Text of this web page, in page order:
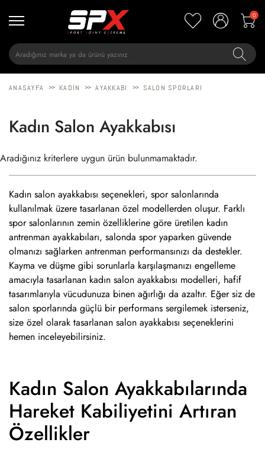
0
ANASAYFA >> KADIN >> AYAKKABI >> SALON SPORLARI
Kadın Salon Ayakkabısı
Aradığınız kriterlere uygun ürün bulunmamaktadır.
Kadın salon ayakkabısı seçenekleri, spor salonlarında
kullanılmak üzere tasarlanan özel modellerden oluşur. Farklı
spor salonlarının zemin özelliklerine göre üretilen kadın
antrenman ayakkabıları, salonda spor yaparken güvende
olmanızı sağlarken antrenman performansınızı da destekler.
Kayma ve düşme gibi sorunlarla karşılaşmanızı engelleme
amacıyla tasarlanan kadın salon ayakkabısı modelleri, hafif
tasarımlarıyla vücudunuza binen ağırlığı da azaltır. Eğer siz de
salon sporlarında güçlü bir performans sergilemek isterseniz,
size özel olarak tasarlanan salon ayakkabısı seçeneklerini
hemen inceleyebilirsiniz.
Kadın Salon Ayakkabılarında
Hareket Kabiliyetini Artıran
Özellikler